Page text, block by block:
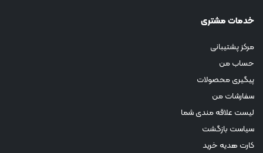
خدمات مشتری
مرکز پشتیبانی
حساب من
پیگیری محصولات
سفارشات من
لیست علاقه مندی شما
سیاست بازگشت
کارت هدیه خرید